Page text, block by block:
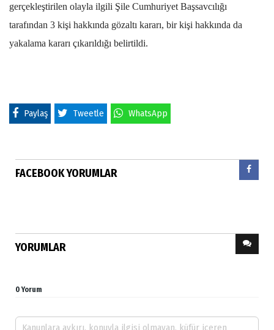
gerçekleştirilen olayla ilgili Şile Cumhuriyet Başsavcılığı
tarafından 3 kişi hakkında gözaltı kararı, bir kişi hakkında da
yakalama kararı çıkarıldığı belirtildi.
Paylaş Tweetle WhatsApp
FACEBOOK YORUMLAR
YORUMLAR
0 Yorum